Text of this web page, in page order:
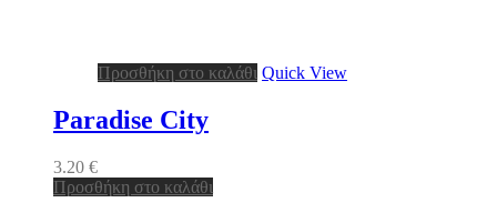
Προσθήκη στο καλάθι Quick View
Paradise City
3.20 €
Προσθήκη στο καλάθι